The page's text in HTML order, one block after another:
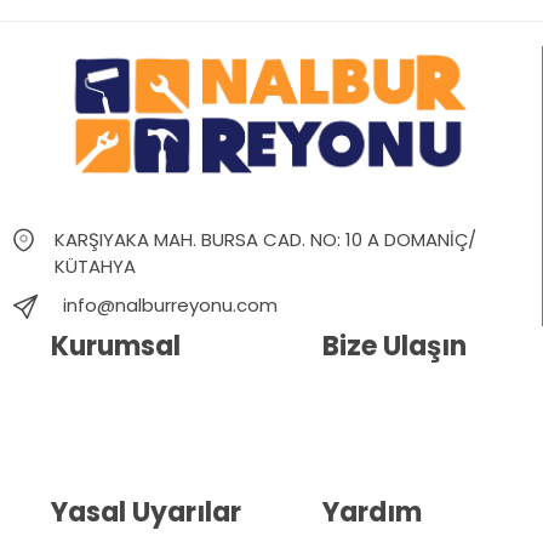
KARŞIYAKA MAH. BURSA CAD. NO: 10 A DOMANİÇ/
KÜTAHYA
info@nalburreyonu.com
Kurumsal
Yasal Uyarılar
Bize Ulaşın
Yardım